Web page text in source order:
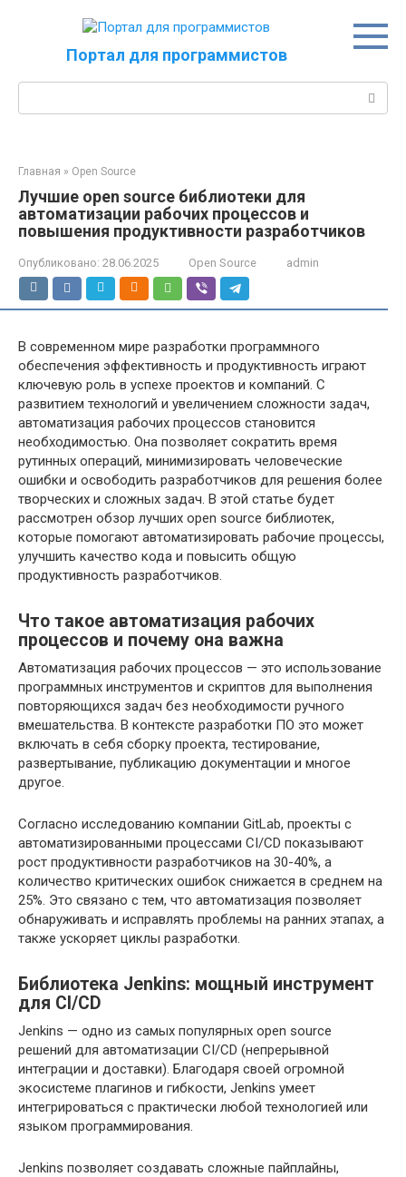
Портал для программистов
Главная » Open Source
Лучшие open source библиотеки для
автоматизации рабочих процессов и
повышения продуктивности разработчиков
Опубликовано: 28.06.2025 Open Source admin
В современном мире разработки программного
обеспечения эффективность и продуктивность играют
ключевую роль в успехе проектов и компаний. С
развитием технологий и увеличением сложности задач,
автоматизация рабочих процессов становится
необходимостью. Она позволяет сократить время
рутинных операций, минимизировать человеческие
ошибки и освободить разработчиков для решения более
творческих и сложных задач. В этой статье будет
рассмотрен обзор лучших open source библиотек,
которые помогают автоматизировать рабочие процессы,
улучшить качество кода и повысить общую
продуктивность разработчиков.
Что такое автоматизация рабочих
процессов и почему она важна
Автоматизация рабочих процессов — это использование
программных инструментов и скриптов для выполнения
повторяющихся задач без необходимости ручного
вмешательства. В контексте разработки ПО это может
включать в себя сборку проекта, тестирование,
развертывание, публикацию документации и многое
другое.
Согласно исследованию компании GitLab, проекты с
автоматизированными процессами CI/CD показывают
рост продуктивности разработчиков на 30-40%, а
количество критических ошибок снижается в среднем на
25%. Это связано с тем, что автоматизация позволяет
обнаруживать и исправлять проблемы на ранних этапах, а
также ускоряет циклы разработки.
Библиотека Jenkins: мощный инструмент
для CI/CD
Jenkins — одно из самых популярных open source
решений для автоматизации CI/CD (непрерывной
интеграции и доставки). Благодаря своей огромной
экосистеме плагинов и гибкости, Jenkins умеет
интегрироваться с практически любой технологией или
языком программирования.
Jenkins позволяет создавать сложные пайплайны,